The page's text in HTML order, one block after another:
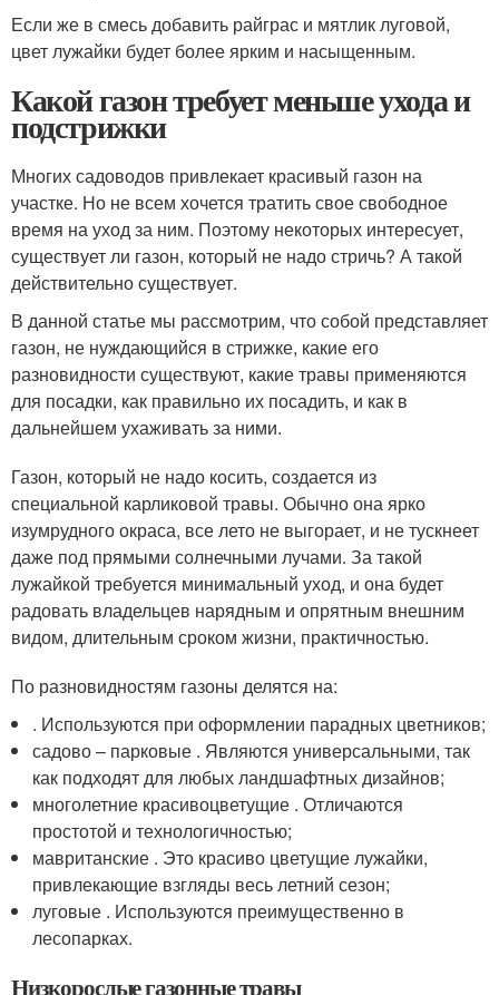
Если же в смесь добавить райграс и мятлик луговой,
цвет лужайки будет более ярким и насыщенным.
Какой газон требует меньше ухода и
подстрижки
Многих садоводов привлекает красивый газон на
участке. Но не всем хочется тратить свое свободное
время на уход за ним. Поэтому некоторых интересует,
существует ли газон, который не надо стричь? А такой
действительно существует.
В данной статье мы рассмотрим, что собой представляет
газон, не нуждающийся в стрижке, какие его
разновидности существуют, какие травы применяются
для посадки, как правильно их посадить, и как в
дальнейшем ухаживать за ними.
Газон, который не надо косить, создается из
специальной карликовой травы. Обычно она ярко
изумрудного окраса, все лето не выгорает, и не тускнеет
даже под прямыми солнечными лучами. За такой
лужайкой требуется минимальный уход, и она будет
радовать владельцев нарядным и опрятным внешним
видом, длительным сроком жизни, практичностью.
По разновидностям газоны делятся на:
. Используются при оформлении парадных цветников;
садово – парковые . Являются универсальными, так
как подходят для любых ландшафтных дизайнов;
многолетние красивоцветущие . Отличаются
простотой и технологичностью;
мавританские . Это красиво цветущие лужайки,
привлекающие взгляды весь летний сезон;
луговые . Используются преимущественно в
лесопарках.
Низкорослые газонные травы